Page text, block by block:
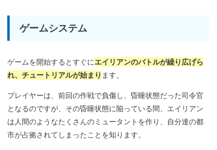
ゲームシステム
ゲームを開始するとすぐにエイリアンのバトルが繰り広げら
れ、チュートリアルが始まり ます。
プレイヤーは、前回の作戦で負傷し、昏睡状態だった司令官
となるのですが、その昏睡状態に陥っている間、エイリアン
は人間のようなたくさんのミュータントを作り、自分達の都
市が占拠されてしまったことを知ります。